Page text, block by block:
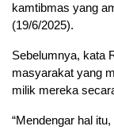
kamtibmas yang
(19/6/2025).
Sebelumnya, kata
masyarakat yang
milik mereka
“Mendengar hal